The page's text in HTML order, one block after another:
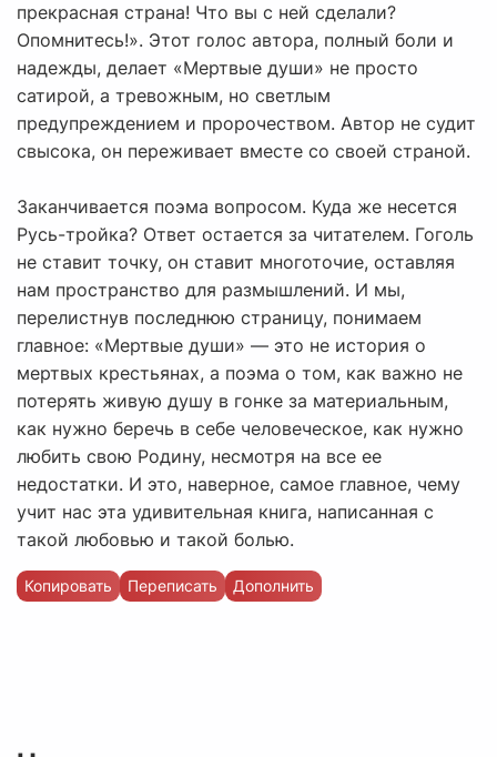
прекрасная страна! Что вы с ней сделали?
Опомнитесь!». Этот голос автора, полный боли и
надежды, делает «Мертвые души» не просто
сатирой, а тревожным, но светлым
предупреждением и пророчеством. Автор не судит
свысока, он переживает вместе со своей страной.
Заканчивается поэма вопросом. Куда же несется
Русь-тройка? Ответ остается за читателем. Гоголь
не ставит точку, он ставит многоточие, оставляя
нам пространство для размышлений. И мы,
перелистнув последнюю страницу, понимаем
главное: «Мертвые души» — это не история о
мертвых крестьянах, а поэма о том, как важно не
потерять живую душу в гонке за материальным,
как нужно беречь в себе человеческое, как нужно
любить свою Родину, несмотря на все ее
недостатки. И это, наверное, самое главное, чему
учит нас эта удивительная книга, написанная с
такой любовью и такой болью.
Копировать Переписать Дополнить